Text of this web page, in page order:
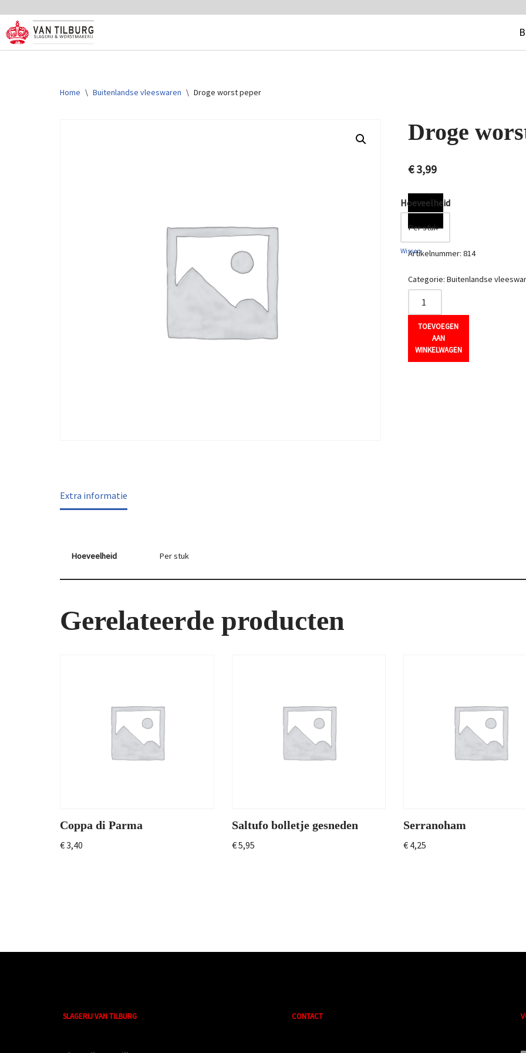
Ga
naar
Home \ Buitenlandse vleeswaren \ Droge worst peper
Droge
€3,99
Hoeveelheid
Wissen
TOEVOEGEN
AAN
WINKELWAGEN
Artikelnummer: 814
Categorie: Buitenlandse
Extra informatie
Hoeveelheid Per stuk
Gerelateerde producten
Coppa di Parma
€3,40
Saltufo bolletje gesneden
€5,95
Serranoham
€ 4,25
SLAGERIJ VAN TILBURG CONTACT